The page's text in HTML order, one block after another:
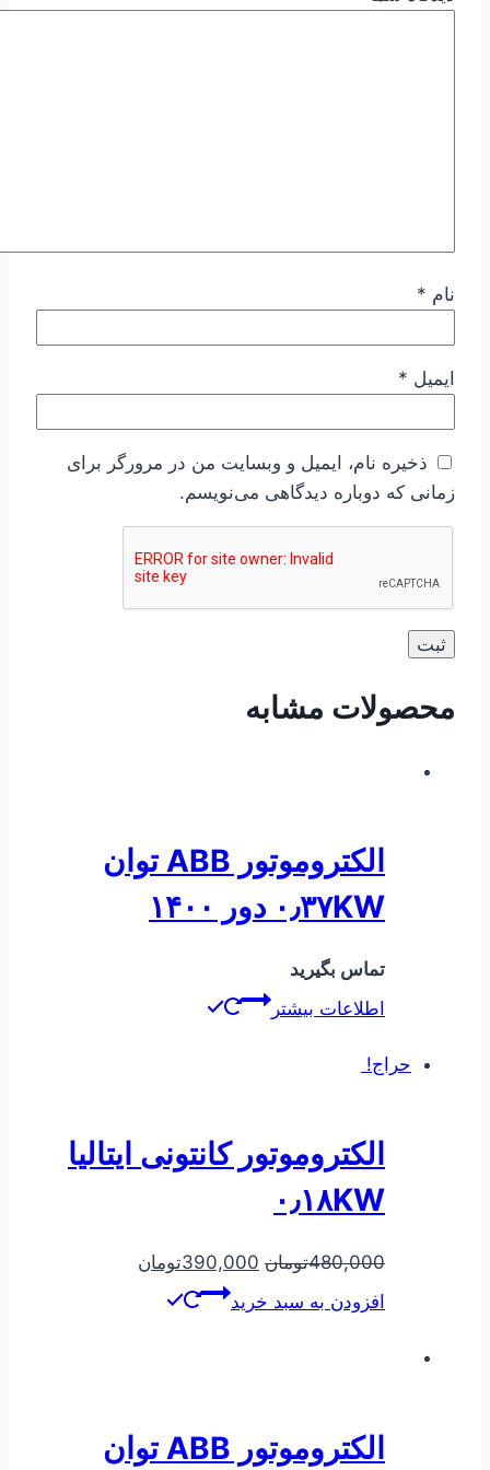
نام *
ایمیل *
ذخیره نام، ایمیل و وبسایت من در مرورگر برای
زمانی که دوباره دیدگاهی می‌نویسم.
محصولات مشابه
الکتروموتور ABB توان
۰٫۳۷KW دور ۱۴۰۰
تماس بگیرید
اطلاعات بیشتر
حراج!
الکتروموتور کانتونی ایتالیا
۰٫۱۸KW
480,000تومان 390,000تومان
افزودن به سبد خرید
الکتروموتور ABB توان